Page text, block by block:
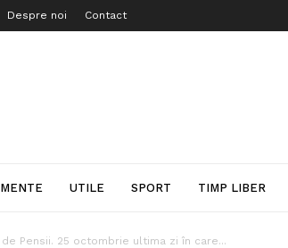
Despre noi Contact
UTILE SPORT TIMP LIBER
Pensii. 25 octombrie ultima zi în care...